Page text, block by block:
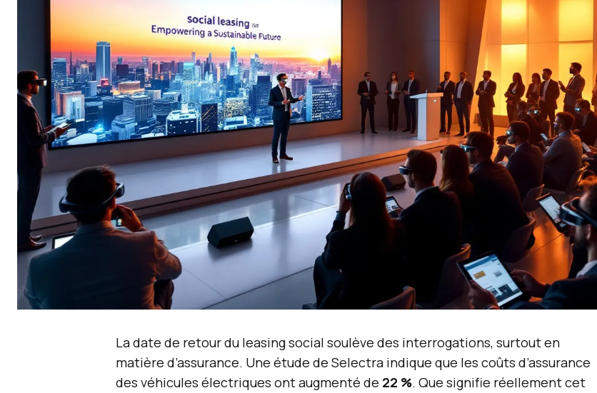
La date de retour du leasing social soulève des interrogations, surtout en
matière d’assurance. Une étude de Selectra indique que les coûts d’assurance
des véhicules électriques ont augmenté de 22 %. Que signifie réellement cet